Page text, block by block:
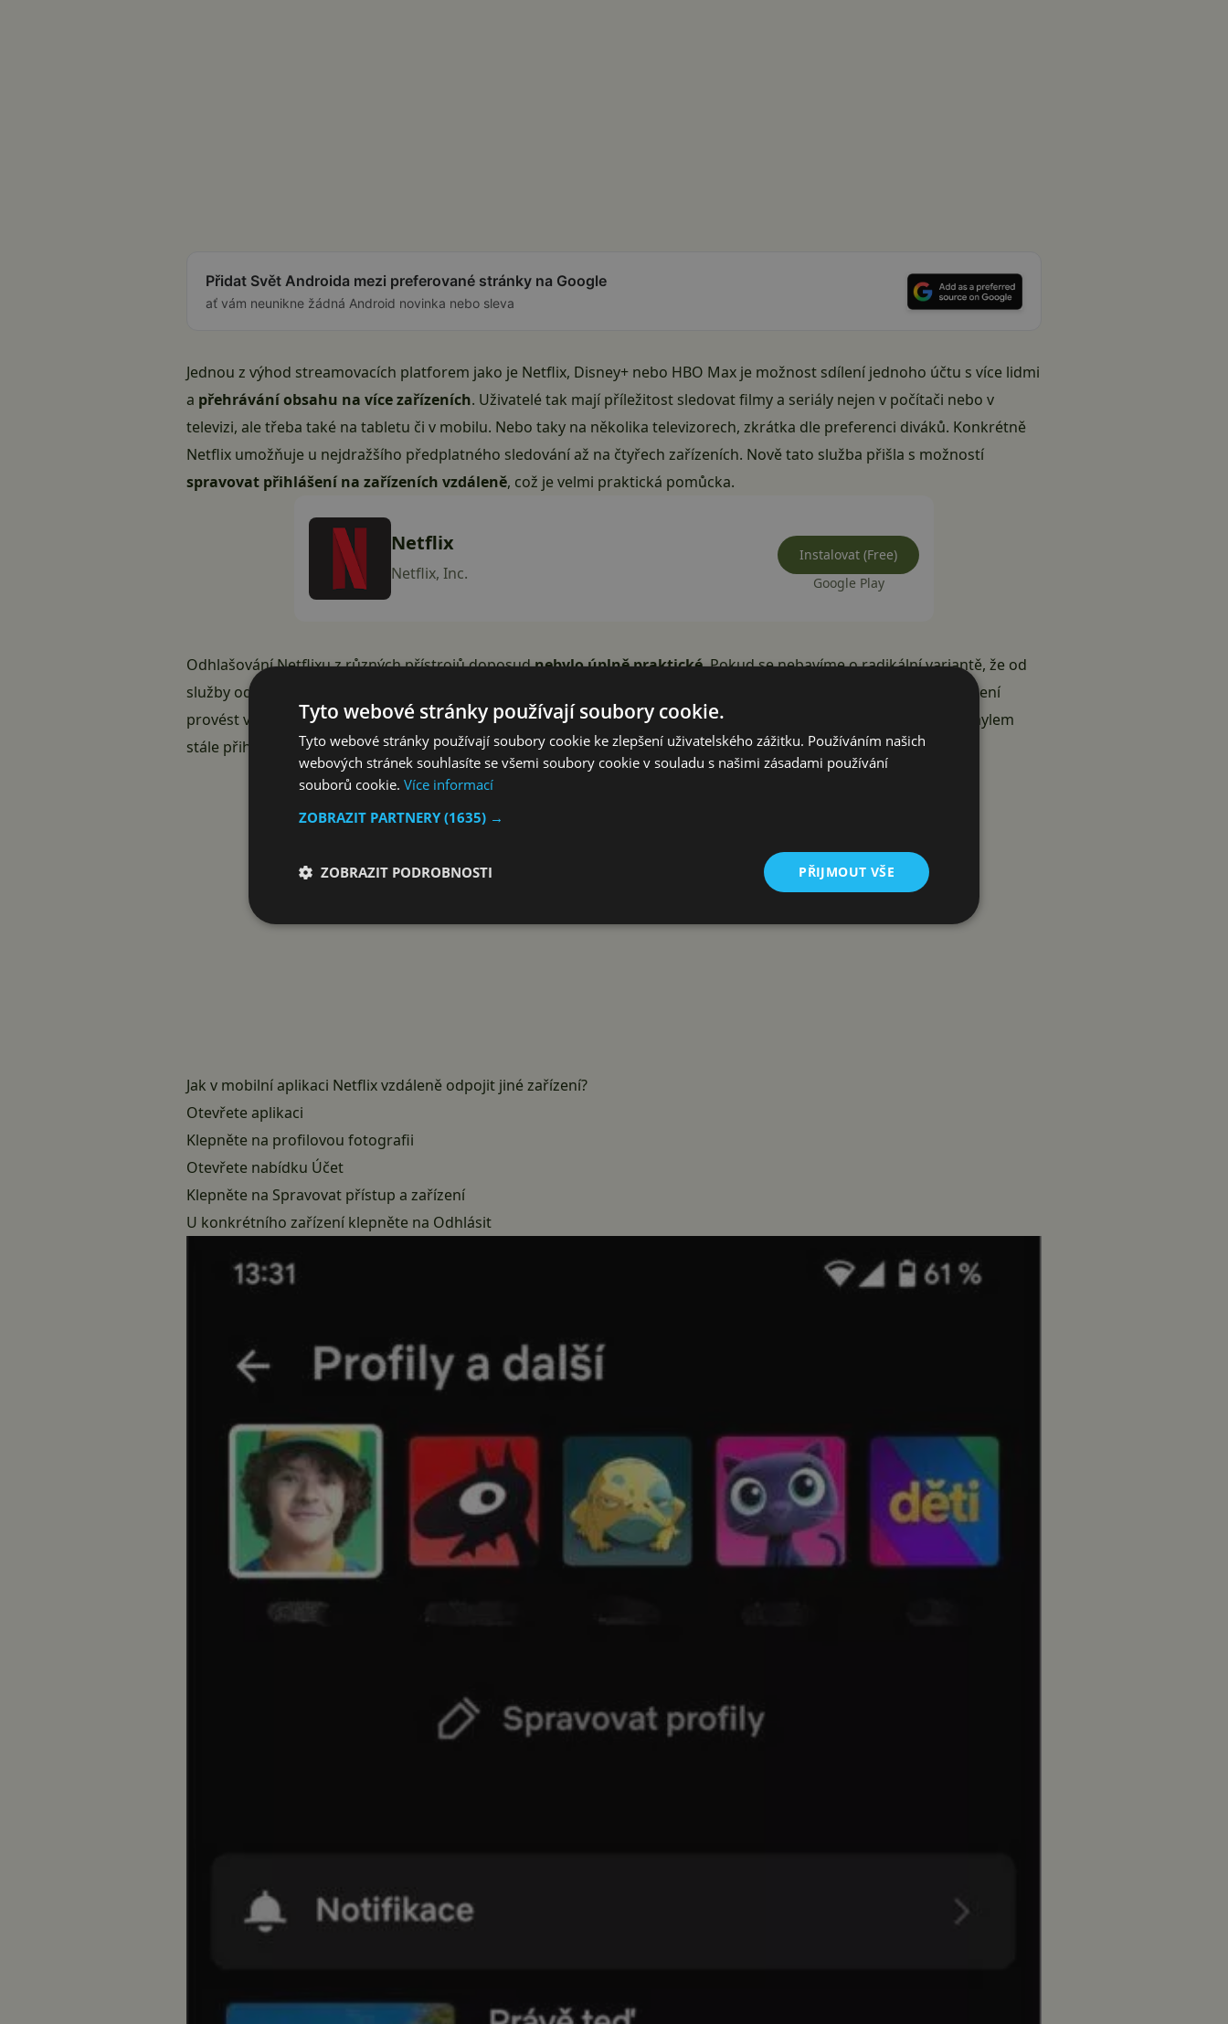
Přidat Svět Androida mezi preferované stránky na Google
ať vám neunikne žádná Android novinka nebo sleva
Jednou z výhod streamovacích platforem jako je Netflix, Disney+ nebo HBO Max je možnost sdílení jednoho účtu s více lidmi
a přehrávání obsahu na více zařízeních. Uživatelé tak mají příležitost sledovat filmy a seriály nejen v počítači nebo v
televizi, ale třeba také na tabletu či v mobilu. Nebo taky na několika televizorech, zkrátka dle preferenci diváků. Konkrétně
Netflix umožňuje u nejdražšího předplatného sledování až na čtyřech zařízeních. Nově tato služba přišla s možností
spravovat přihlášení na zařízeních vzdáleně, což je velmi praktická pomůcka.
Netflix
Netflix, Inc.
Instalovat (Free)
Google Play
Odhlašování Netflixu z různých přístrojů doposudnebylo úplně praktické. Pokud se nebavíme o radikální variantě, že od
služby odpojíte všechna zařízení naráz jedním kliknutím (tato možnost v nastavení skutečně je), bylo možné odhlášení
provést vždy jen na konkrétním zařízení a něco jako vzdálená správa neexistovalo. To se nyní naštěstí změnilo a omylem
stále přihlášený televizor na chalupě nebo tablet v šuplíkumůžete odpojit rovnou z mobilu.
Reklama
Jak v mobilní aplikaci Netflix vzdáleně odpojit jiné zařízení?
Otevřete aplikaci
Klepněte na profilovou fotografii
Otevřete nabídku Účet
Klepněte na Spravovat přístup a zařízení
U konkrétního zařízení klepněte na Odhlásit
Tyto webové stránky používají soubory cookie.
Tyto webové stránky používají soubory cookie ke zlepšení uživatelského zážitku. Používáním našich
webových stránek souhlasíte se všemi soubory cookie v souladu s našimi zásadami používání
souborů cookie. Více informací
ZOBRAZIT PARTNERY(1635) →
PŘIJMOUT VŠE
ZOBRAZIT PODROBNOSTI